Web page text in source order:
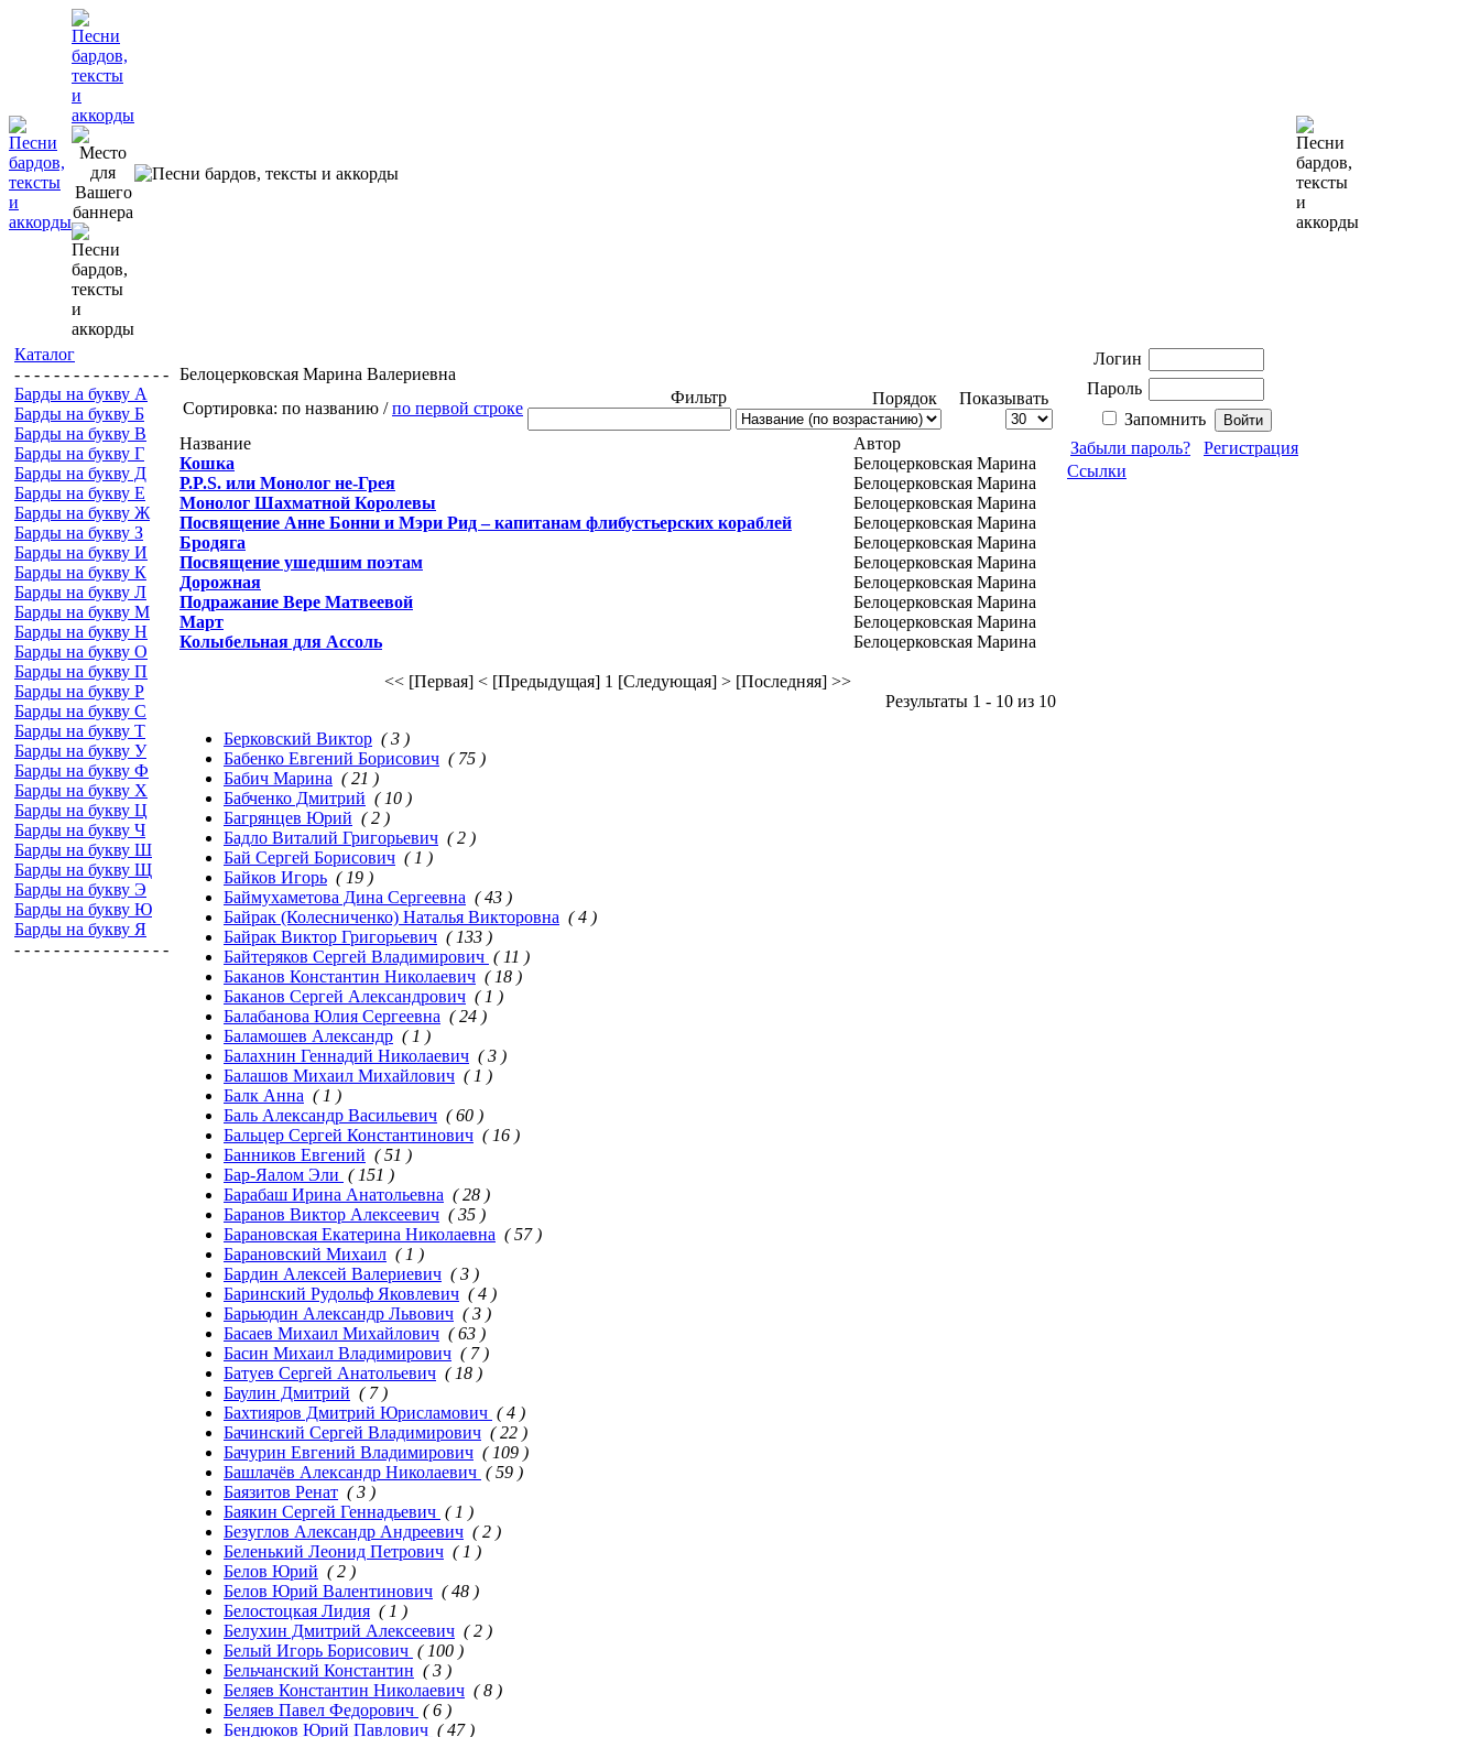
Каталог
- - - - - - - - - - - - - - - -
Барды на букву А
Барды на букву Б
Барды на букву В
Барды на букву Г
Барды на букву Д
Барды на букву Е
Барды на букву Ж
Барды на букву З
Барды на букву И
Барды на букву К
Барды на букву Л
Барды на букву М
Барды на букву Н
Барды на букву О
Барды на букву П
Барды на букву Р
Барды на букву С
Барды на букву Т
Барды на букву У
Барды на букву Ф
Барды на букву Х
Барды на букву Ц
Барды на букву Ч
Барды на букву Ш
Барды на букву Щ
Барды на букву Э
Барды на букву Ю
Барды на букву Я
- - - - - - - - - - - - - - - -
Белоцерковская Марина Валериевна
Сортировка: по названию /по первой строке
Фильтр Порядок Показывать
Название
Автор
Кошка
Белоцерковская Марина
Р.P.S. или Монолог не-Грея
Белоцерковская Марина
Монолог Шахматной Королевы
Белоцерковская Марина
Посвящение Анне Бонни и Мэри Рид – капитанам флибустьерских кораблей
Белоцерковская Марина
Бродяга
Белоцерковская Марина
Посвящение ушедшим поэтам
Белоцерковская Марина
Дорожная
Белоцерковская Марина
Подражание Вере Матвеевой
Белоцерковская Марина
Март
Белоцерковская Марина
Колыбельная для Ассоль
Белоцерковская Марина
<< [Первая] < [Предыдущая] 1 [Следующая] > [Последняя] >>
Результаты 1 - 10 из 10
Берковский Виктор ( 3 )
Бабенко Евгений Борисович ( 75 )
Бабич Марина ( 21 )
Бабченко Дмитрий ( 10 )
Багрянцев Юрий ( 2 )
Бадло Виталий Григорьевич ( 2 )
Бай Сергей Борисович ( 1 )
Байков Игорь ( 19 )
Баймухаметова Дина Сергеевна ( 43 )
Байрак (Колесниченко) Наталья Викторовна ( 4 )
Байрак Виктор Григорьевич ( 133 )
Байтеряков Сергей Владимирович ( 11 )
Баканов Константин Николаевич ( 18 )
Баканов Сергей Александрович ( 1 )
Балабанова Юлия Сергеевна ( 24 )
Баламошев Александр ( 1 )
Балахнин Геннадий Николаевич ( 3 )
Балашов Михаил Михайлович ( 1 )
Балк Анна ( 1 )
Баль Александр Васильевич ( 60 )
Бальцер Сергей Константинович ( 16 )
Банников Евгений ( 51 )
Бар-Яалом Эли ( 151 )
Барабаш Ирина Анатольевна ( 28 )
Баранов Виктор Алексеевич ( 35 )
Барановская Екатерина Николаевна ( 57 )
Барановский Михаил ( 1 )
Бардин Алексей Валериевич ( 3 )
Баринский Рудольф Яковлевич ( 4 )
Барьюдин Александр Львович ( 3 )
Басаев Михаил Михайлович ( 63 )
Басин Михаил Владимирович ( 7 )
Батуев Сергей Анатольевич ( 18 )
Баулин Дмитрий ( 7 )
Бахтияров Дмитрий Юрисламович ( 4 )
Бачинский Сергей Владимирович ( 22 )
Бачурин Евгений Владимирович ( 109 )
Башлачёв Александр Николаевич ( 59 )
Баязитов Ренат ( 3 )
Баякин Сергей Геннадьевич ( 1 )
Безуглов Александр Андреевич ( 2 )
Беленький Леонид Петрович ( 1 )
Белов Юрий ( 2 )
Белов Юрий Валентинович ( 48 )
Белостоцкая Лидия ( 1 )
Белухин Дмитрий Алексеевич ( 2 )
Белый Игорь Борисович ( 100 )
Бельчанский Константин ( 3 )
Беляев Константин Николаевич ( 8 )
Беляев Павел Федорович ( 6 )
Бендюков Юрий Павлович ( 47 )
Логин
Пароль
Запомнить
Забыли пароль?
Регистрация
Ссылки